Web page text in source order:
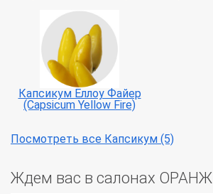
Капсикум Еллоу Файер
(Capsicum Yellow Fire)
Посмотреть все Капсикум (5)
Ждем вас в салонах ОРАНЖ